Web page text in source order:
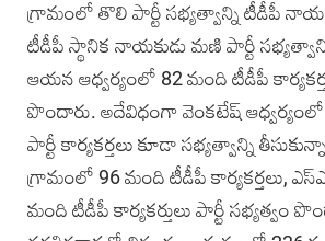
గ్రామంలో తొలి పార్టీ సభ్యత్వాన్ని టీడీపీ
టీడీపీ స్థానిక నాయకుడు మణి పార్టీ
ఆయన ఆధ్వర్యంలో 82 మంది టీడీపీ
పొందారు. అదేవిధంగా వెంకటేష్ ఆధ్వర్యంలో
పార్టీ కార్యకర్తలు కూడా సభ్యత్వాన్ని
గ్రామంలో 96 మంది టీడీపీ కార్యకర్తలు,
మంది టీడీపీ కార్యకర్తులు పార్టీ సభ్యత్వం